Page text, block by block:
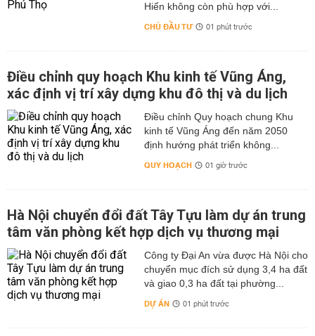
Hiến không còn phù hợp với...
CHỦ ĐẦU TƯ 01 phút trước
Điều chỉnh quy hoạch Khu kinh tế Vũng Áng,
xác định vị trí xây dựng khu đô thị và du lịch
Điều chỉnh Quy hoạch chung Khu
kinh tế Vũng Áng đến năm 2050
định hướng phát triển không...
QUY HOẠCH 01 giờ trước
Hà Nội chuyển đổi đất Tây Tựu làm dự án trung
tâm văn phòng kết hợp dịch vụ thương mại
Công ty Đại An vừa được Hà Nội cho
chuyển mục đích sử dụng 3,4 ha đất
và giao 0,3 ha đất tại phường...
DỰ ÁN 01 phút trước